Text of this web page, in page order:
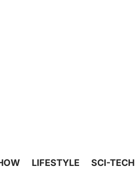
LIFESTYLE SCI-TECH